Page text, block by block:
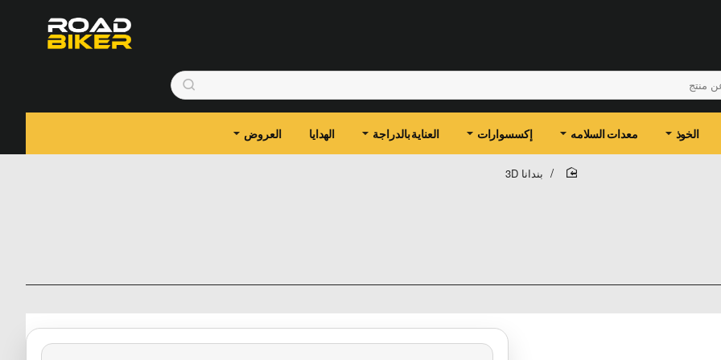
الخوذ معدات السلامه إكسسوارات العناية بالدراجة الهدايا العروض
بندانا 3D